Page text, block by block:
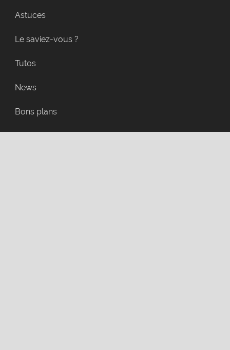
Astuces
Le saviez-vous ?
Tutos
News
Bons plans